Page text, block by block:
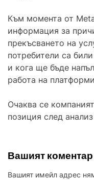
Към момента от
информация за
прекъсването на
потребители са
и кога ще бъде
работа на
Очаква се
позиция след
Вашият коментар
Вашият имейл адрес